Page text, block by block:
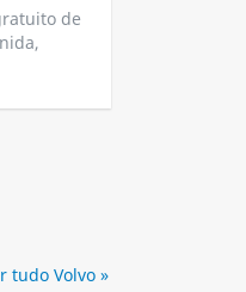
de
tudo Volvo »